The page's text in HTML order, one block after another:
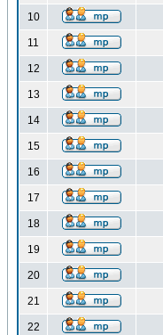
10
11
12
13
14
15
16
17
18
19
20
21
22